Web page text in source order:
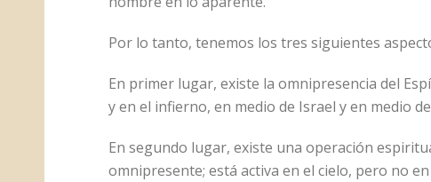
Por lo tanto, tenemos los tres siguientes
En primer lugar, existe la omnipresencia del
y en el infierno, en medio de Israel y en medio
En segundo lugar, existe una operación
omnipresente; está activa en el cielo, pero no